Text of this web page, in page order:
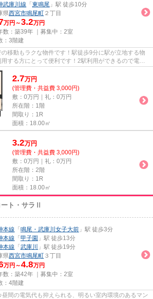
武庫川線 「 東鳴尾 」駅 徒歩10分
県西宮市鳴尾町 ２丁目
万円～3.2万円
数：築39年 ｜募集中： 2室
：3階建
移動もラクな物件です！駅徒歩9分に駅が立地する物
する方にとって便利です！2駅利用ができるので電車
こち...
2.7万円
(管理費・共益費 3,000円)
敷：0万円｜礼：0万円
所在階：1階
間取り：1R
面積：18.00㎡
3.2万円
(管理費・共益費 3,000円)
敷：0万円｜礼：0万円
所在階：2階
間取り：1R
面積：18.00㎡
ート・サラⅡ
本線 「 鳴尾・武庫川女子大前 」駅 徒歩3分
本線 「 甲子園 」駅 徒歩13分
本線 「 武庫川
」駅 徒歩19分
県西宮市鳴尾町 ３丁目
万円～4.8万円
数：築42年 ｜募集中： 2室
：4階建
間の電気代も抑えられる、明るい室内環境のあるマン